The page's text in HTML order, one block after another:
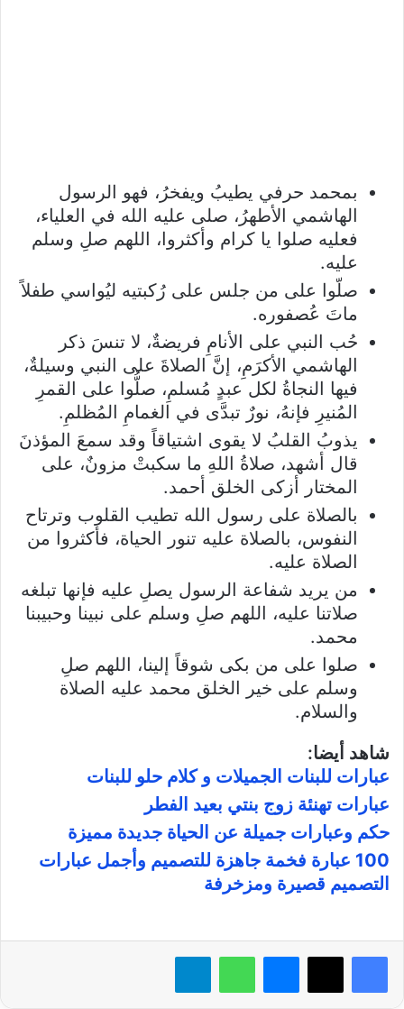
بمحمد حرفي يطيبُ ويفخرُ، فهو الرسول
الهاشمي الأطهرُ، صلى عليه الله في العلياء،
فعليه صلوا يا كرام وأكثروا، اللهم صلِ وسلم
عليه.
صلّوا على من جلس على رُكبتيه ليُواسي طفلاً
ماتَ عُصفوره.
حُب النبي على الأنامِ فريضةٌ، لا تنسَ ذكر
الهاشمي الأكرَمِ، إنَّ الصلاةَ على النبي وسيلةٌ،
فيها النجاةُ لكل عبدٍ مُسلمِ، صلُّوا على القمرِ
المُنيرِ فإنهُ، نورٌ تبدَّى في الغمامِ المُظلمِ.
يذوبُ القلبُ لا يقوى اشتياقاً وقد سمعَ المؤذنَ
قال أشهد، صلاةُ اللهِ ما سكبتْ مزونٌ، على
المختار أزكى الخلق أحمد.
بالصلاة على رسول الله تطيب القلوب وترتاح
النفوس، بالصلاة عليه تنور الحياة، فأكثروا من
الصلاة عليه.
من يريد شفاعة الرسول يصلِ عليه فإنها تبلغه
صلاتنا عليه، اللهم صلِ وسلم على نبينا وحبيبنا
محمد.
صلوا على من بكى شوقاً إلينا، اللهم صلِ
وسلم على خير الخلق محمد عليه الصلاة
والسلام.
شاهد أيضا:
عبارات للبنات الجميلات و كلام حلو للبنات
عبارات تهنئة زوج بنتي بعيد الفطر
حكم وعبارات جميلة عن الحياة جديدة مميزة
100 عبارة فخمة جاهزة للتصميم وأجمل عبارات
التصميم قصيرة ومزخرفة
فيسبوك X ماسنجر واتساب